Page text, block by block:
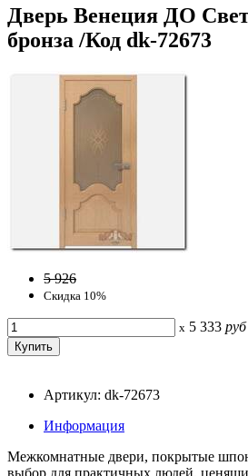
Дверь Венеция ДО
бронза /Код dk-72673
5 926
Скидка 10%
x 5 333 руб
Артикул: dk-72673
Информация
Межкомнатные двери, покрытые
выбор для практичных людей,